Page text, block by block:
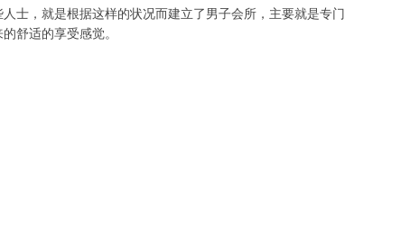
士，就是根据这样的状况而建立了男子会所，主要就是专门
舒适的享受感觉。